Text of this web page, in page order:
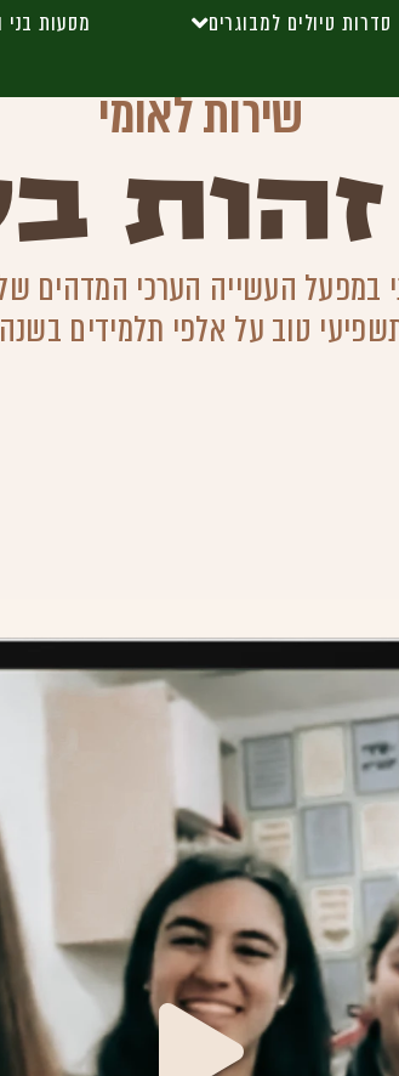
סדרות טיולים למבוגרים מסעות בני
שירות לאומי
העשייה הערכי המדהים
טוב על אלפי תלמידים